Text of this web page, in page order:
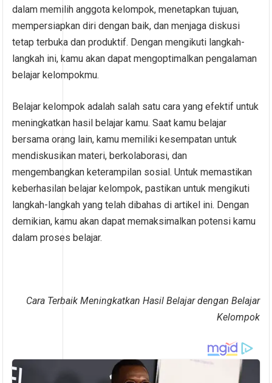
dalam memilih anggota kelompok, menetapkan tujuan,
mempersiapkan diri dengan baik, dan menjaga diskusi
tetap terbuka dan produktif. Dengan mengikuti langkah-
langkah ini, kamu akan dapat mengoptimalkan pengalaman
belajar kelompokmu.
Belajar kelompok adalah salah satu cara yang efektif untuk
meningkatkan hasil belajar kamu. Saat kamu belajar
bersama orang lain, kamu memiliki kesempatan untuk
mendiskusikan materi, berkolaborasi, dan
mengembangkan keterampilan sosial. Untuk memastikan
keberhasilan belajar kelompok, pastikan untuk mengikuti
langkah-langkah yang telah dibahas di artikel ini. Dengan
demikian, kamu akan dapat memaksimalkan potensi kamu
dalam proses belajar.
Cara Terbaik Meningkatkan Hasil Belajar dengan Belajar
Kelompok